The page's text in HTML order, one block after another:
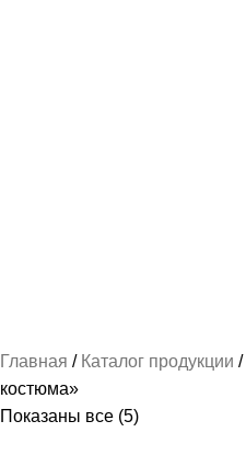
Главная Каталог продукции
костюма»
Показаны все (5)